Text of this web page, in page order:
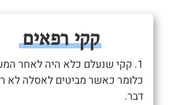
קקי רפאים
1. קקי שנעלם כלא היה לאחר
כלומר כאשר מביטים לאסלה לא
דבר.